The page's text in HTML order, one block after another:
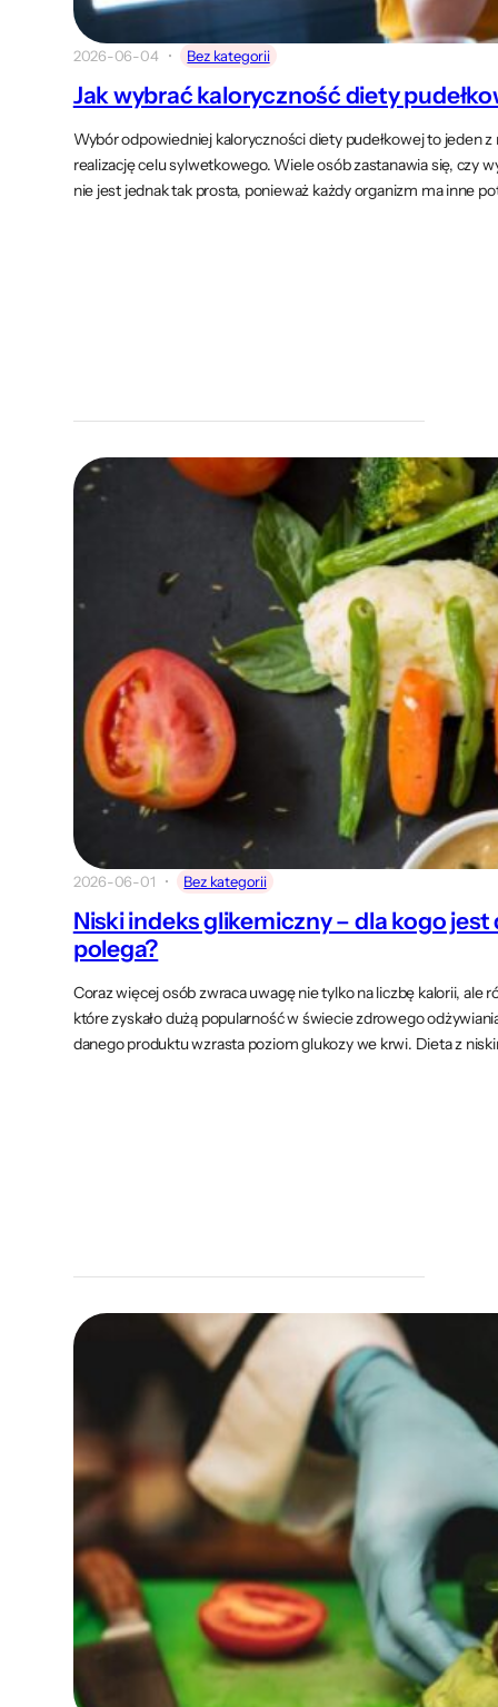
2026-06-04 Bez kategorii
Jak wybrać kaloryczność diety
Wybór odpowiedniej kaloryczności diety pudełkowej to jeden
realizację celu sylwetkowego. Wiele osób zastanawia się, czy
nie jest jednak tak prosta, ponieważ każdy organizm ma inne
2026-06-01 Bez kategorii
Niski indeks glikemiczny – dla kogo
polega?
Coraz więcej osób zwraca uwagę nie tylko na liczbę kalorii, ale
które zyskało dużą popularność w świecie zdrowego
danego produktu wzrasta poziom glukozy we krwi. Dieta z